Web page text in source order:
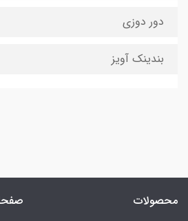
دور دوزی
بندینک آویز
محصولات